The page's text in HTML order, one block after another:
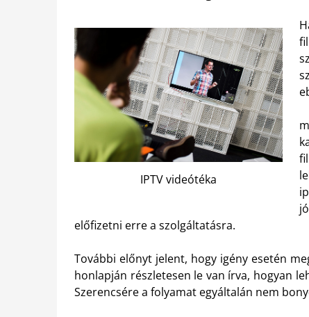
IPTV videótéka
előfizetni erre a szolgáltatásra.
További előnyt jelent, hogy igény esetén
honlapján részletesen le van írva, hogyan
Szerencsére a folyamat egyáltalán nem